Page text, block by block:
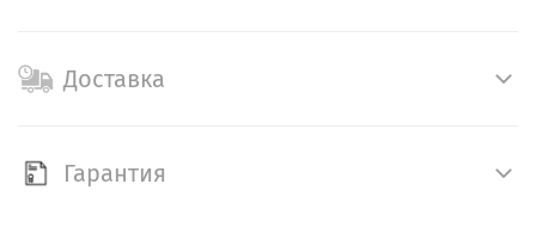
Доставка
Гарантия